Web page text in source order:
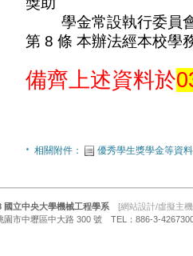
學金常設執行委員
第 8 條 本辦法經本校學
備齊上述資料於
相關附件： 優秀學生獎學金等資料
國立中央大學機械工程學系 [網站設計/虛擬主
園市中壢區中大路 300 號 TEL：886-3-